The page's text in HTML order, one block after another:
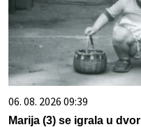
06. 08. 2026 09:39
Marija (3) se igrala u